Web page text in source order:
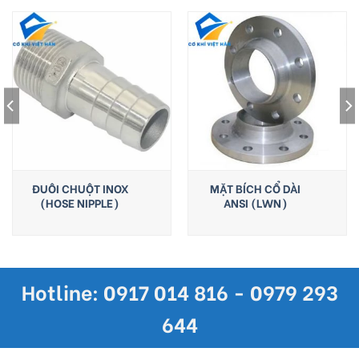
ĐUÔI CHUỘT INOX
(HOSE NIPPLE)
MẶT BÍCH CỔ DÀI
ANSI (LWN)
Hotline: 0917 014 816 - 0979 293
644